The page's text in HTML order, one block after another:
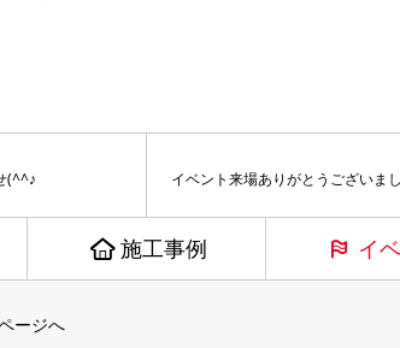
(^^♪ イベント来場ありがとうございま
施工事例 イ
ージへ